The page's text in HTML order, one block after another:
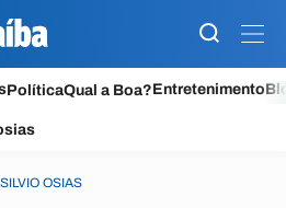
PolíticaQual a Boa?Entretenimento
SILVIO OSIAS